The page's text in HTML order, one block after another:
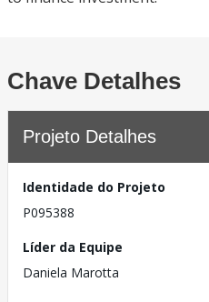
Chave Detalhes
Projeto Detalhes
Identidade do Projeto
P095388
Líder da Equipe
Daniela Marotta